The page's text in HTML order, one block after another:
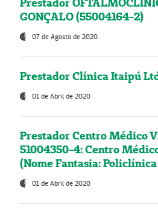
GONÇALO (55004164-2)
07 de Agosto de 2020
Prestador Clínica Itaipú
01 de Abril de 2020
Prestador Centro Médico
51004350-4: Centro
(Nome Fantasia:
01 de Abril de 2020